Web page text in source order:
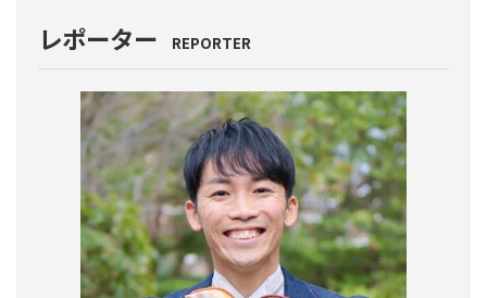
レポーター REPORTER